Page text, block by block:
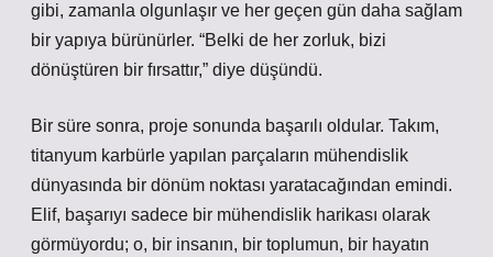
gibi, zamanla olgunlaşır ve her geçen gün daha sağlam
bir yapıya bürünürler. “Belki de her zorluk, bizi
dönüştüren bir fırsattır,” diye düşündü.
Bir süre sonra, proje sonunda başarılı oldular. Takım,
titanyum karbürle yapılan parçaların mühendislik
dünyasında bir dönüm noktası yaratacağından emindi.
Elif, başarıyı sadece bir mühendislik harikası olarak
görmüyordu; o, bir insanın, bir toplumun, bir hayatın